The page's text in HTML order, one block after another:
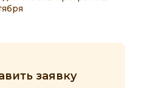
заявку